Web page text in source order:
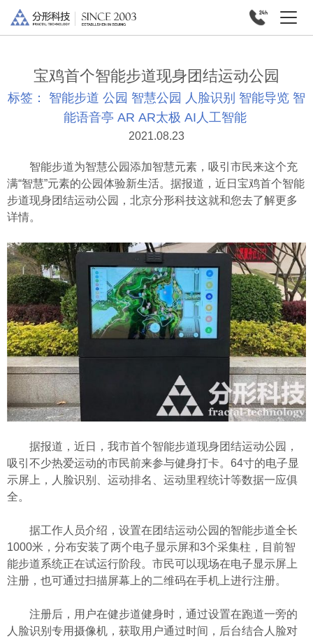
宝鸡首个智能步道现身团结运动公园
标签： 智能步道 公园 智慧公园 人脸识别 智能导览 智
能语音亭 AR AR太极 AI人工智能
2021.08.23
智能步道为智慧公园添加智慧元素，吸引市民来这个充
满“智慧”元素的公园体验新生活。据报道，近日宝鸡首个智能
步道现身团结运动公园，北京分形科技这就和您去了解更多
详情。
据报道，近日，我市首个智能步道现身团结运动公园，
吸引不少热爱运动的市民前来参与健身打卡。64寸的电子显
示屏上，人脸识别、运动排名、运动里程统计等数据一应俱
全。
据工作人员介绍，设置在团结运动公园的智能步道全长
1000米，分布安装了两个电子显示屏和3个采集柱，目前智
能步道系统正在试运行阶段。市民可以现场在电子显示屏上
注册，也可通过扫描屏幕上的二维码在手机上进行注册。
注册后，用户在健步道健身时，通过设置在跑道一旁的
人脸识别专用摄像机，获取用户通过时间，后台结合人脸对